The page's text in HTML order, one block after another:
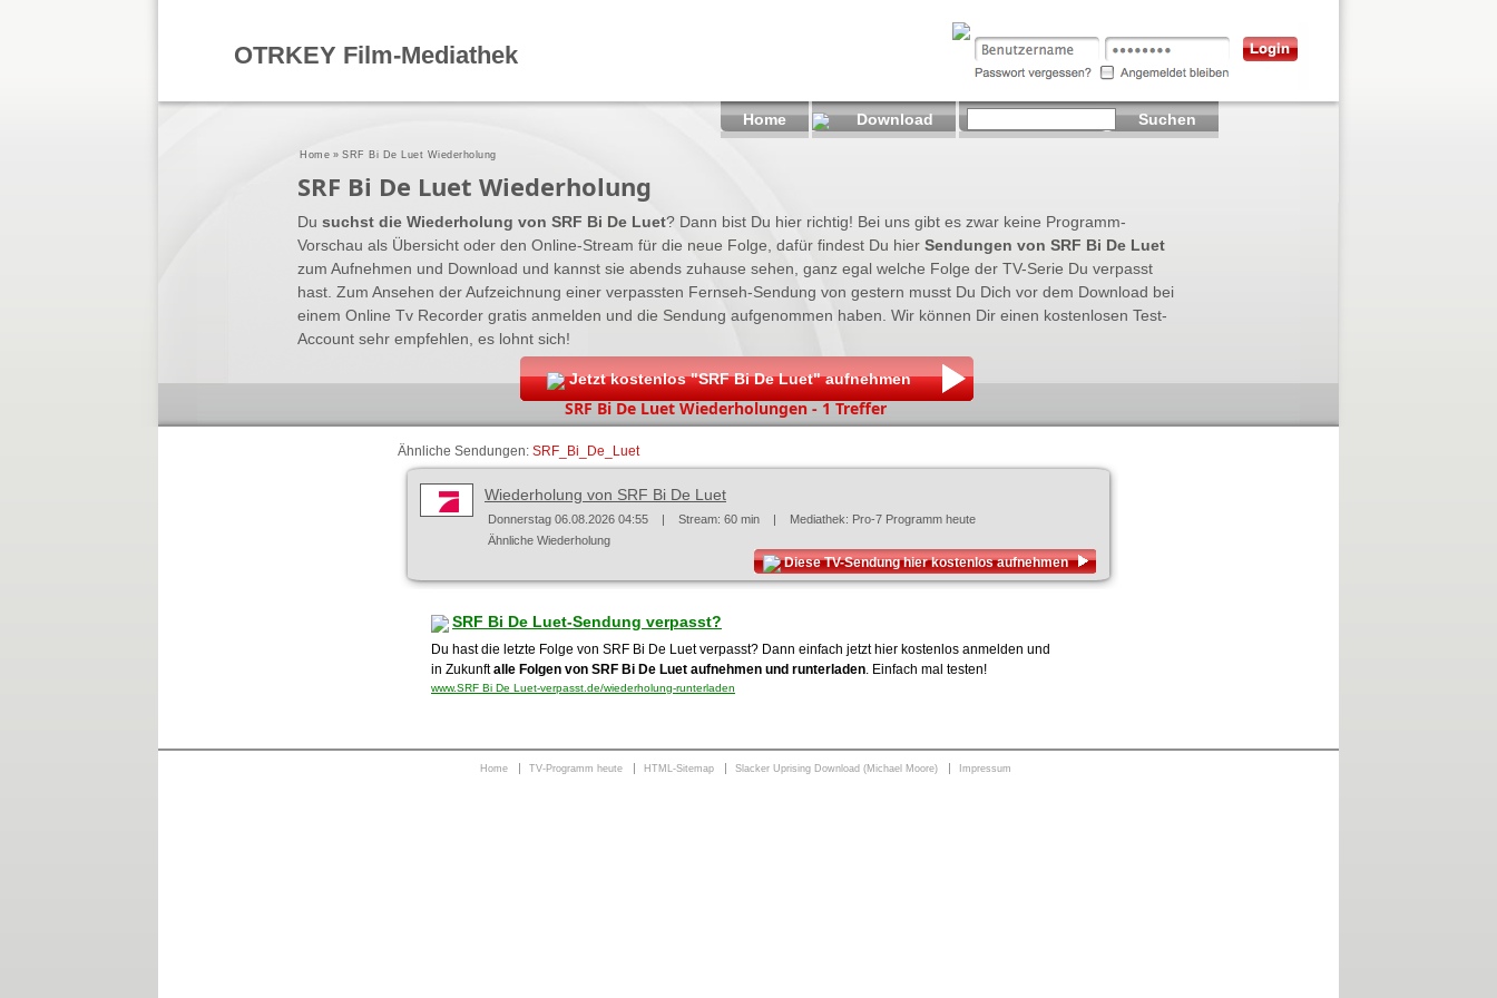
SRF Bi De Luet Wiederholung
Du suchst die Wiederholung von SRF Bi De Luet? Dann bist Du hier richtig! Bei uns gibt es zwar keine Programm-
Vorschau als Übersicht oder den Online-Stream für die neue Folge, dafür findest Du hier Sendungen von SRF Bi De Luet
zum Aufnehmen und Download und kannst sie abends zuhause sehen, ganz egal welche Folge der TV-Serie Du verpasst
hast. Zum Ansehen der Aufzeichnung einer verpassten Fernseh-Sendung von gestern musst Du Dich vor dem Download bei
einem Online Tv Recorder gratis anmelden und die Sendung aufgenommen haben. Wir können Dir einen kostenlosen Test-
Account sehr empfehlen, es lohnt sich!
Jetzt kostenlos "SRF Bi De Luet" aufnehmen
SRF Bi De Luet Wiederholungen - 1 Treffer
Ähnliche Sendungen: SRF_Bi_De_Luet
Wiederholung von SRF Bi De Luet
Donnerstag 06.08.2026 04:55 | Stream: 60 min | Mediathek: Pro-7 Programm heute
Ähnliche Wiederholung
Diese TV-Sendung hier kostenlos aufnehmen
SRF Bi De Luet-Sendung verpasst?
Du hast die letzte Folge von SRF Bi De Luet verpasst? Dann einfach jetzt hier kostenlos anmelden und
in Zukunftalle Folgen von SRF Bi De Luet aufnehmen und runterladen. Einfach mal testen!
www.SRF Bi De Luet-verpasst.de/wiederholung-runterladen
Home »SRF Bi De Luet Wiederholung
OTRKEY Film-Mediathek
Home Download Suchen
Home TV-Programm heute HTML-Sitemap Slacker Uprising Download (Michael Moore) Impressum